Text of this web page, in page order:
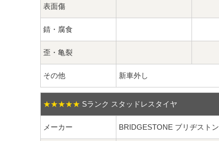
表面傷
錆・腐食
歪・亀裂
その他 新車外し
★★★★★ Sランク スタッドレスタイヤ
メーカー BRIDGESTONE ブリヂストン